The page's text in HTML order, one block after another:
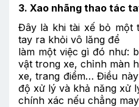
3. Xao nhãng thao tác
Đây là khi tài xế bỏ một
tay ra khỏi vô lăng để
làm một việc gì đó như:
vật trong xe, chỉnh màn
xe, trang điểm… Điều
độ xử lý và khả năng xử
chính xác nếu chẳng